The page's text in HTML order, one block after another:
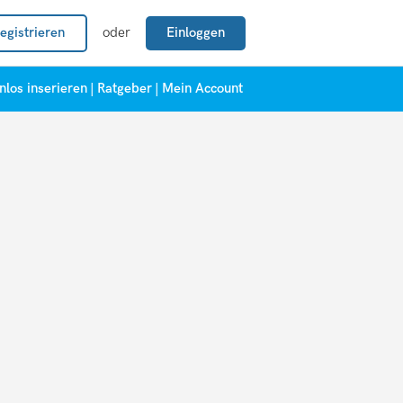
oder Einloggen
inserieren Ratgeber Mein Account